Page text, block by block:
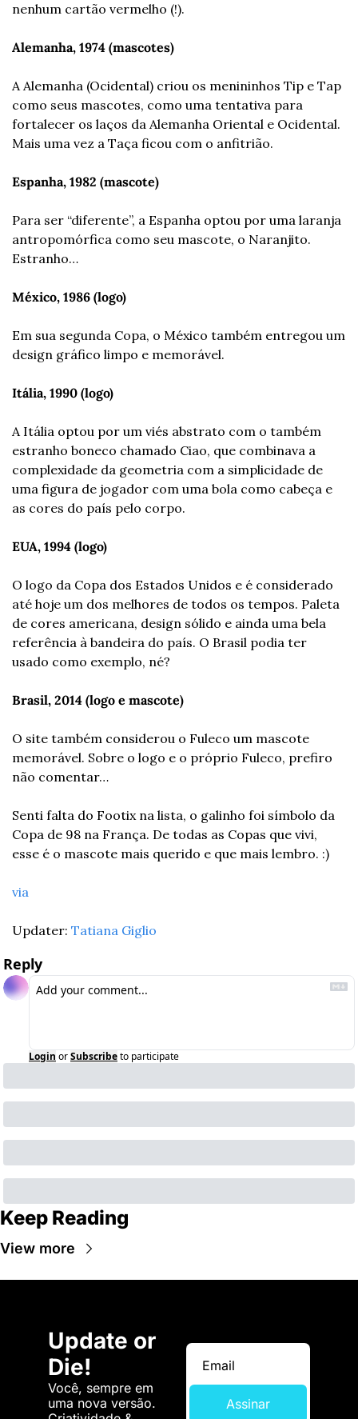
nenhum cartão vermelho (!).
Alemanha, 1974 (mascotes)
A Alemanha (Ocidental) criou os menininhos Tip e Tap
como seus mascotes, como uma tentativa para
fortalecer os laços da Alemanha Oriental e Ocidental.
Mais uma vez a Taça ficou com o anfitrião.
Espanha, 1982 (mascote)
Para ser “diferente”, a Espanha optou por uma laranja
antropomórfica como seu mascote, o Naranjito.
Estranho…
México, 1986 (logo)
Em sua segunda Copa, o México também entregou um
design gráfico limpo e memorável.
Itália, 1990 (logo)
A Itália optou por um viés abstrato com o também
estranho boneco chamado Ciao, que combinava a
complexidade da geometria com a simplicidade de
uma figura de jogador com uma bola como cabeça e
as cores do país pelo corpo.
EUA, 1994 (logo)
O logo da Copa dos Estados Unidos e é considerado
até hoje um dos melhores de todos os tempos. Paleta
de cores americana, design sólido e ainda uma bela
referência à bandeira do país. O Brasil podia ter
usado como exemplo, né?
Brasil, 2014 (logo e mascote)
O site também considerou o Fuleco um mascote
memorável. Sobre o logo e o próprio Fuleco, prefiro
não comentar…
Senti falta do Footix na lista, o galinho foi símbolo da
Copa de 98 na França. De todas as Copas que vivi,
esse é o mascote mais querido e que mais lembro. :)
via
Updater: Tatiana Giglio
Reply
Login orSubscribeto participate
Keep Reading
View more
Update or
Die!
Você, sempre em
uma nova versão.
Assinar